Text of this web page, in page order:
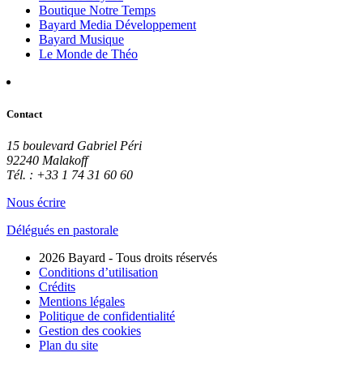
Boutique Notre Temps
Bayard Media Développement
Bayard Musique
Le Monde de Théo
Contact
15 boulevard Gabriel Péri
92240 Malakoff
Tél. : +33 1 74 31 60 60
Nous écrire
Délégués en pastorale
2026 Bayard - Tous droits réservés
Conditions d’utilisation
Crédits
Mentions légales
Politique de confidentialité
Gestion des cookies
Plan du site